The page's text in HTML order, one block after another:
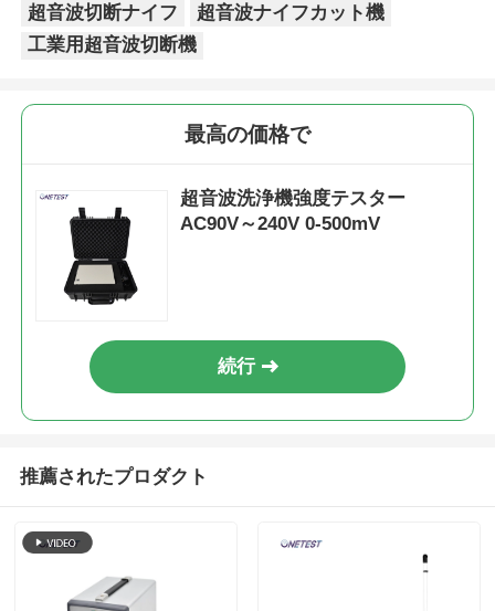
ラドンの探知器
ほこりのカウンター
粒子のセンサー
空気の質モニタリング装置
オゾン検出器
超音波切断ナイフ
超音波ナイフカット機
工業用超音波切断機
最高の価格で
超音波洗浄機強度テスター
AC90V～240V 0-500mV
続行
推薦されたプロダクト